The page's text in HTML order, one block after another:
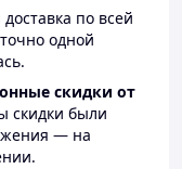
по всей
одной
скидки от
скидки были
— на